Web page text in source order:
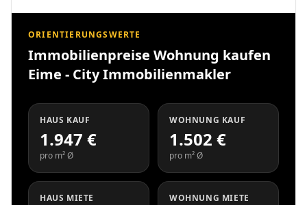
ORIENTIERUNGSWERTE
Immobilienpreise Wohnung kaufen
Eime - City Immobilienmakler
HAUS KAUF
1.947 €
pro m² Ø
WOHNUNG KAUF
1.502 €
pro m² Ø
HAUS MIETE WOHNUNG MIETE